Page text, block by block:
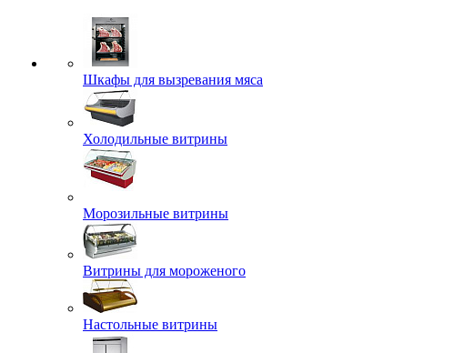
Шкафы для вызревания мяса
Холодильные витрины
Морозильные витрины
Витрины для мороженого
Настольные витрины